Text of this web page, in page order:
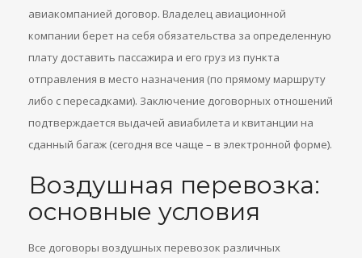
авиакомпанией договор. Владелец авиационной
компании берет на себя обязательства за определенную
плату доставить пассажира и его груз из пункта
отправления в место назначения (по прямому маршруту
либо с пересадками). Заключение договорных отношений
подтверждается выдачей авиабилета и квитанции на
сданный багаж (сегодня все чаще – в электронной форме).
Воздушная перевозка:
основные условия
Все договоры воздушных перевозок различных